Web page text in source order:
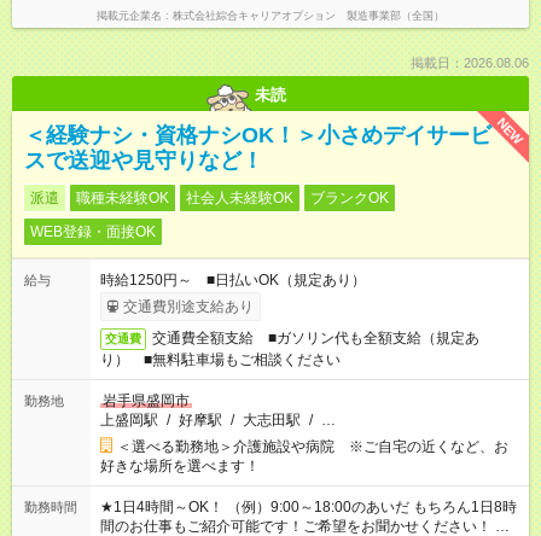
掲載元企業名 株式会社綜合キャリアオプション 製造事業部（全国）
掲載日：2026.08.06
未読
NEW
＜経験ナシ・資格ナシOK！＞小さめデイサービ
スで送迎や見守りなど！
派遣 職種未経験OK 社会人未経験OK
ブランクOK
WEB登録・面接OK
給与
時給1250円～ ■日払いOK（規定あり）
交通費別途支給あり
交通費
交通費全額支給 ■ガソリン代も全額支給（規定あ
り） ■無料駐車場もご相談ください
勤務地
岩手県盛岡市
上盛岡駅 / 好摩駅 / 大志田駅 / …
＜選べる勤務地＞介護施設や病院 ※ご自宅の近くなど、お
好きな場所を選べます！
勤務時間
★1日4時間～OK！ （例）9:00～18:00のあいだ もちろん1日8時
間のお仕事もご紹介可能です！ご希望をお聞かせください！ ★